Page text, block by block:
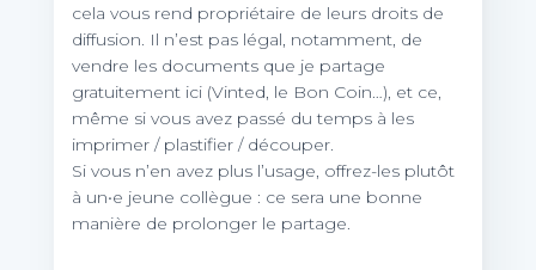
cela vous rend propriétaire de leurs droits de
diffusion. Il n’est pas légal, notamment, de
vendre les documents que je partage
gratuitement ici (Vinted, le Bon Coin…), et ce,
même si vous avez passé du temps à les
imprimer / plastifier / découper.
Si vous n’en avez plus l’usage, offrez-les plutôt
à un•e jeune collègue : ce sera une bonne
manière de prolonger le partage.